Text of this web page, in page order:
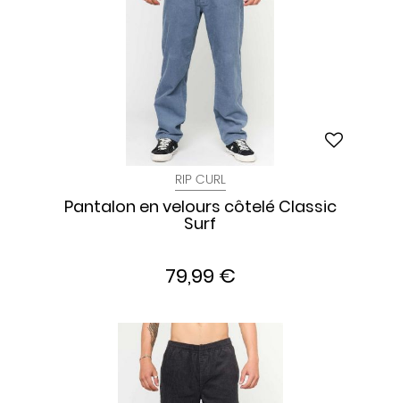
RIP CURL
Pantalon en velours côtelé Classic
Surf
79,99 €